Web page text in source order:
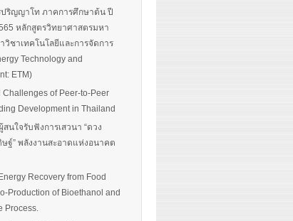
ปริญญาโท ภาคการศึกษาต้น ปี
หลักสูตรวิทยาศาสตรมหา
ชาเทคโนโลยีและการจัดการ
Technology and
ETM)
Challenges of Peer-to-Peer
Development in Thailand
นใจรับฟังการเสวนา “ดวง
ฐ์” พลังงานสะอาดแห่งอนาคต
Recovery from Food
Production of Bioethanol and
Process.